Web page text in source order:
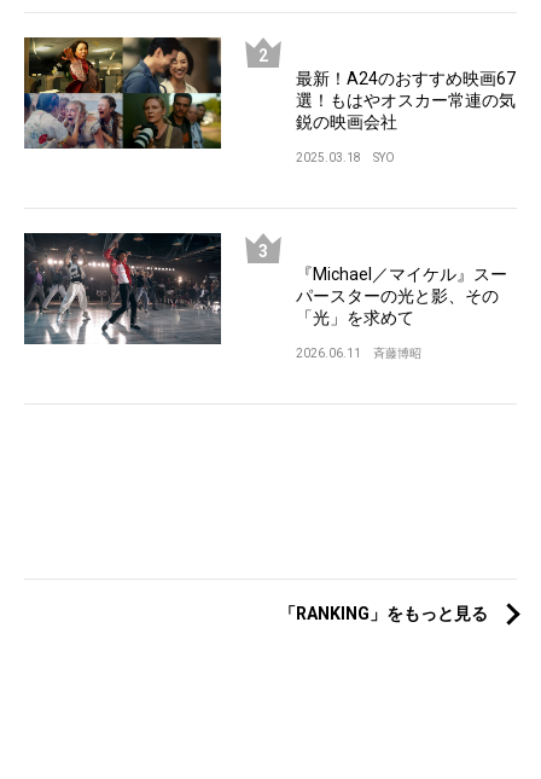
最新！A24のおすすめ映画67
選！もはやオスカー常連の気
鋭の映画会社
2025.03.18 SYO
『Michael／マイケル』スー
パースターの光と影、その
「光」を求めて
2026.06.11 斉藤博昭
「RANKING」をもっと見る